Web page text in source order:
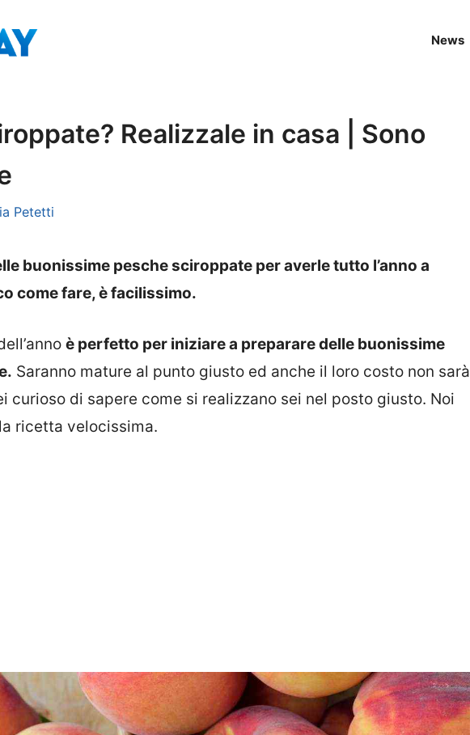
News
Realizzale in casa | Sono
Petetti
buonissime pesche sciroppate per averle tutto l’anno a
come fare, è facilissimo.
è perfetto per iniziare a preparare delle buonissime
Saranno mature al punto giusto ed anche il loro costo non sarà
curioso di sapere come si realizzano sei nel posto giusto. Noi
ricetta velocissima.